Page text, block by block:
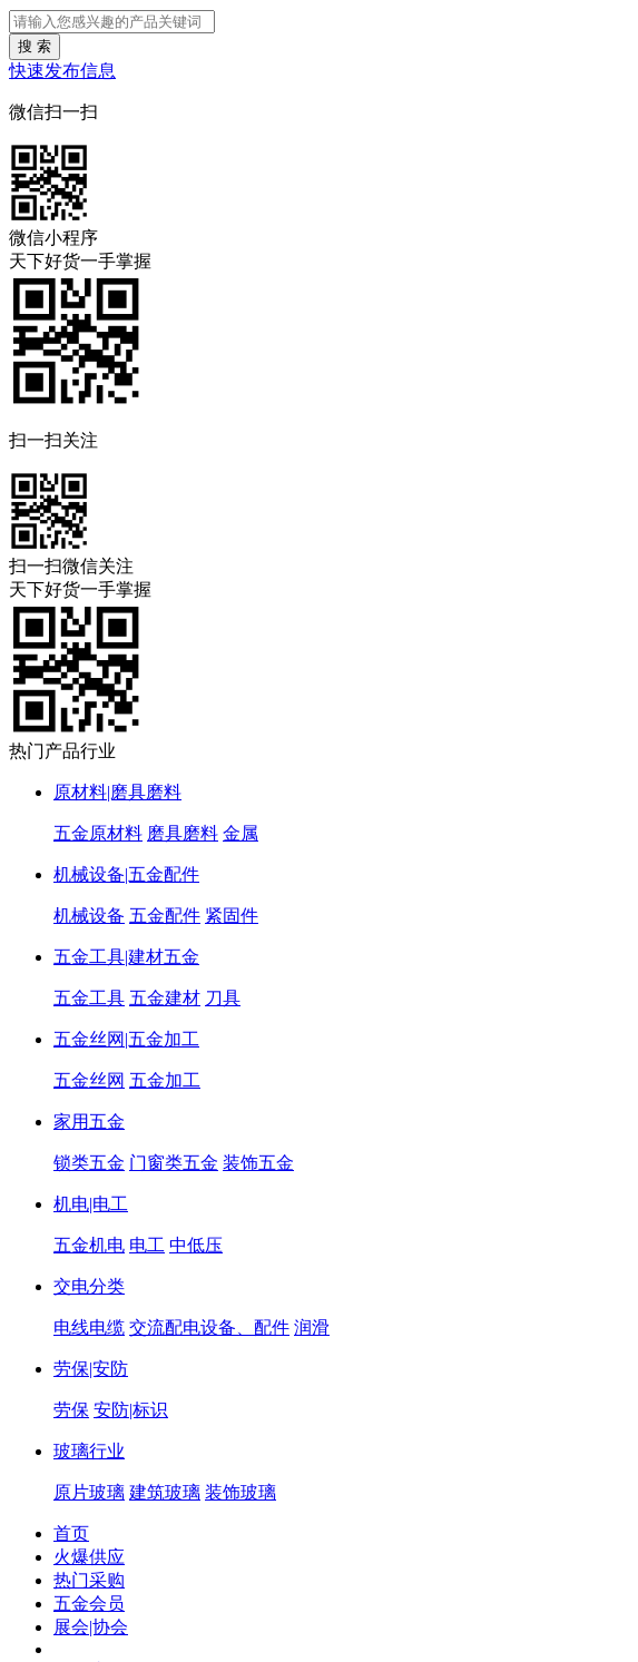
搜 索
快速发布信息
微信扫一扫
微信小程序
天下好货一手掌握
扫一扫关注
扫一扫微信关注
天下好货一手掌握
热门产品行业
原材料|磨具磨料
五金原材料 磨具磨料 金属
机械设备|五金配件
机械设备 五金配件 紧固件
五金工具|建材五金
五金工具 五金建材 刀具
五金丝网|五金加工
五金丝网 五金加工
家用五金
锁类五金 门窗类五金 装饰五金
机电|电工
五金机电 电工 中低压
交电分类
电线电缆 交流配电设备、配件 润滑
劳保|安防
劳保 安防|标识
玻璃行业
原片玻璃 建筑玻璃 装饰玻璃
首页
火爆供应
热门采购
五金会员
展会|协会